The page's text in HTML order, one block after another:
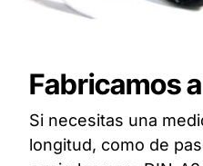
Fabricamos
Si necesitas una
longitud, como de